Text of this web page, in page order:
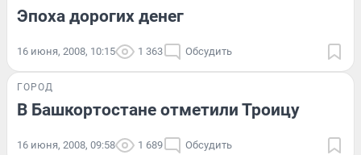
Эпоха дорогих денег
16 июня, 2008, 10:15 1 363 Обсудить
ГОРОД
В Башкортостане отметили Троицу
16 июня, 2008, 09:58 1 689 Обсудить